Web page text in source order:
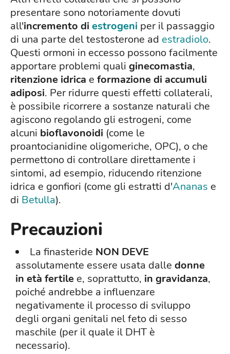
presentare sono notoriamente dovuti
all'incremento di estrogeni per il passaggio
di una parte del testosterone ad estradiolo.
Questi ormoni in eccesso possono facilmente
apportare problemi quali ginecomastia,
ritenzione idrica e formazione di accumuli
adiposi. Per ridurre questi effetti collaterali,
è possibile ricorrere a sostanze naturali che
agiscono regolando gli estrogeni, come
alcuni bioflavonoidi (come le
proantocianidine oligomeriche, OPC), o che
permettono di controllare direttamente i
sintomi, ad esempio, riducendo ritenzione
idrica e gonfiori (come gli estratti d'Ananas e
di Betulla).
Precauzioni
La finasteride NON DEVE
assolutamente essere usata dalle donne
in età fertile e, soprattutto, in gravidanza,
poiché andrebbe a influenzare
negativamente il processo di sviluppo
degli organi genitali nel feto di sesso
maschile (per il quale il DHT è
necessario).